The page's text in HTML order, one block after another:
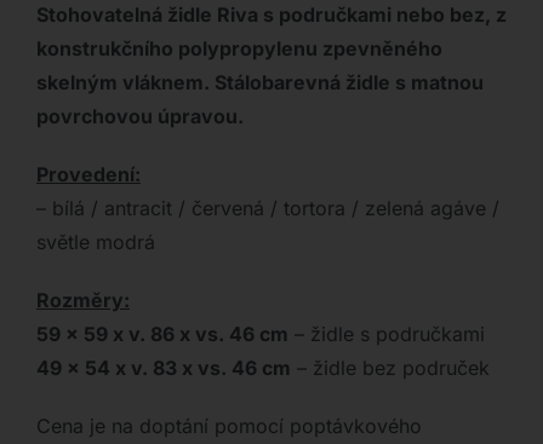
Stohovatelná židle Riva s područkami nebo bez, z
konstrukčního polypropylenu zpevněného
skelným vláknem. Stálobarevná židle s matnou
povrchovou úpravou.
Provedení:
– bílá / antracit / červená / tortora / zelená agáve /
světle modrá
Rozměry:
59 x 59 x v. 86 x vs. 46 cm – židle s područkami
49 x 54 x v. 83 x vs. 46 cm – židle bez područek
Cena je na doptání pomocí poptávkového